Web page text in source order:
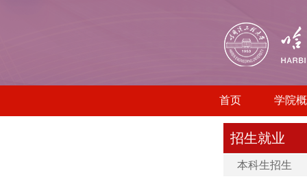
首页 学院
招生就业
本科生招生